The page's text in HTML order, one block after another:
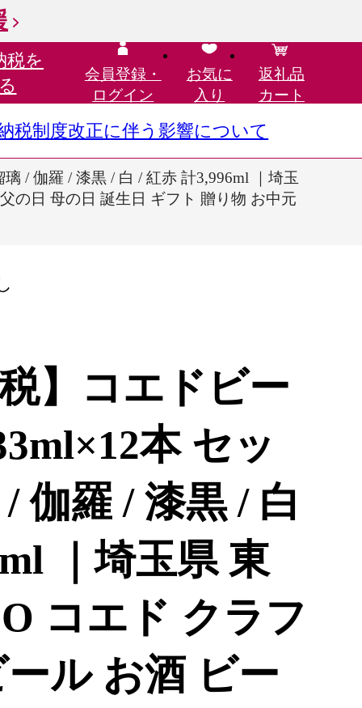
税を
会員登録・
ログイン
お気に
入り
返礼品
カート
税制度改正に伴う影響について
/ 伽羅 / 漆黒 / 白 / 紅赤 計3,996ml ｜埼玉
の日 母の日 誕生日 ギフト 贈り物 お中元
】コエドビー
本 セッ
/ 伽羅 / 漆黒 / 白
｜埼玉県 東
コエド クラフ
ール お酒 ビー